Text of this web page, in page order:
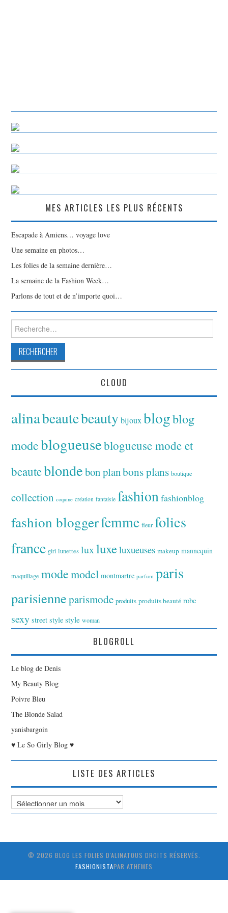
MES ARTICLES LES PLUS RÉCENTS
Escapade à Amiens… voyage love
Une semaine en photos…
Les folies de la semaine dernière…
La semaine de la Fashion Week…
Parlons de tout et de n’importe quoi…
Rechercher :
CLOUD
alinabeautebeauty bijoux blogblog
modeblogueuseblogueuse mode et
beauteblondebon planbons plans boutique
collection coquine création fantaisie fashionfashionblog
fashion bloggerfemme fleur folies
france girl lunettes luxluxeluxueuses makeup mannequin
maquillage modemodel montmartre parfum paris
parisienneparismode produits produits beauté robe
sexy street style style woman
BLOGROLL
Le blog de Denis
My Beauty Blog
Poivre Bleu
The Blonde Salad
yanisbargoin
♥ Le So Girly Blog ♥
LISTE DES ARTICLES
Liste
des
© 2026 BLOG LES FOLIES D'ALINATOUS DROITS RÉSERVÉS.
FASHIONISTAPAR ATHEMES